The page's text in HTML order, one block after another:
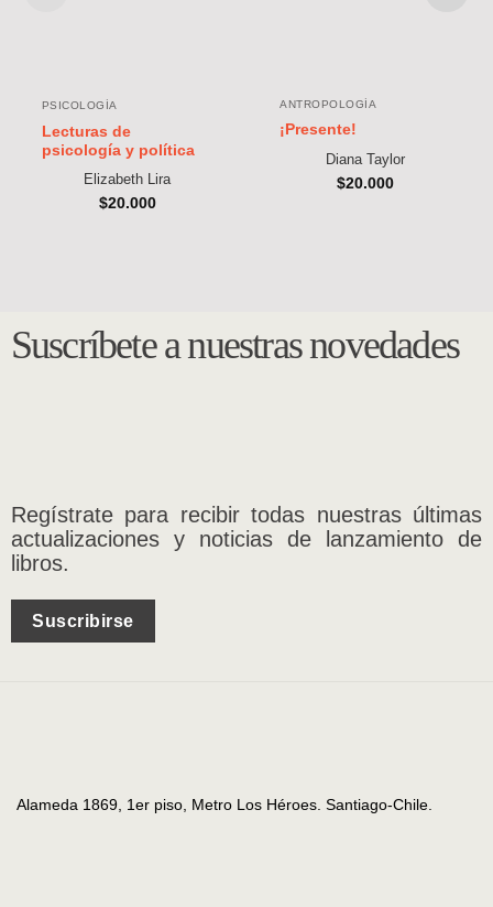
PSICOLOGÍA
Lecturas de
psicología y política
Elizabeth Lira
$20.000
ANTROPOLOGÍA
¡Presente!
Diana Taylor
$20.000
Suscríbete a nuestras novedades
Regístrate para recibir todas nuestras últimas
actualizaciones y noticias de lanzamiento de
libros.
Suscribirse
Alameda 1869, 1er piso, Metro Los Héroes. Santiago-Chile.